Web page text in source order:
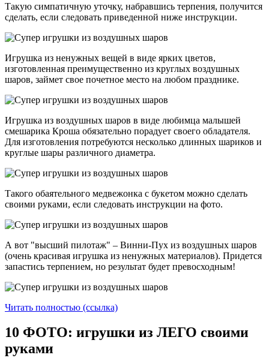
Такую симпатичную уточку, набравшись терпения, получится
сделать, если следовать приведенной ниже инструкции.
Игрушка из ненужных вещей в виде ярких цветов,
изготовленная преимущественно из круглых воздушных
шаров, займет свое почетное место на любом празднике.
Игрушка из воздушных шаров в виде любимца малышей
смешарика Кроша обязательно порадует своего обладателя.
Для изготовления потребуются несколько длинных шариков и
круглые шары различного диаметра.
Такого обаятельного медвежонка с букетом можно сделать
своими руками, если следовать инструкции на фото.
А вот "высший пилотаж" – Винни-Пух из воздушных шаров
(очень красивая игрушка из ненужных материалов). Придется
запастись терпением, но результат будет превосходным!
Читать полностью (ссылка)
10 ФОТО: игрушки из ЛЕГО своими
руками